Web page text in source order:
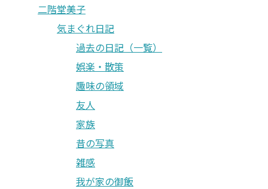
二階堂美子
気まぐれ日記
過去の日記（一覧）
娯楽・散策
趣味の領域
友人
家族
昔の写真
雑感
我が家の御飯